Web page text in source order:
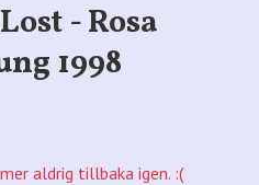
- Rosa
1998
aldrig tillbaka igen. :(